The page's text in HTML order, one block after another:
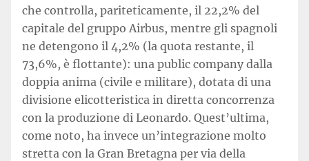
che controlla, pariteticamente, il 22,2% del
capitale del gruppo Airbus, mentre gli spagnoli
ne detengono il 4,2% (la quota restante, il
73,6%, è flottante): una public company dalla
doppia anima (civile e militare), dotata di una
divisione elicotteristica in diretta concorrenza
con la produzione di Leonardo. Quest’ultima,
come noto, ha invece un’integrazione molto
stretta con la Gran Bretagna per via della